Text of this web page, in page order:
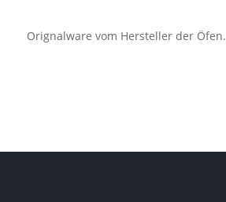
Orignalware vom Hersteller der Öfen.